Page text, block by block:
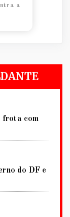
a
frota com
do DF e